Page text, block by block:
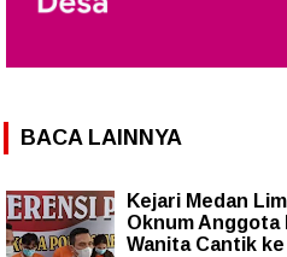
BACA LAINNYA
Kejari Medan
Oknum Anggota
Wanita Cantik ke